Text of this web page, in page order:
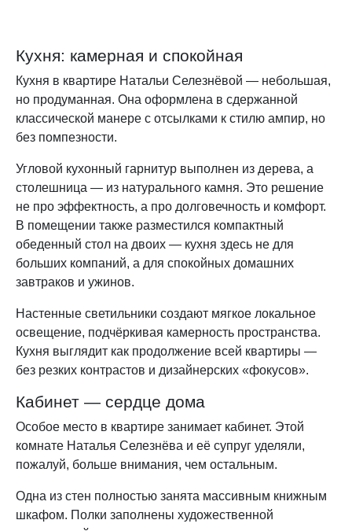
Кухня: камерная и спокойная
Кухня в квартире Натальи Селезнёвой — небольшая,
но продуманная. Она оформлена в сдержанной
классической манере с отсылками к стилю ампир, но
без помпезности.
Угловой кухонный гарнитур выполнен из дерева, а
столешница — из натурального камня. Это решение
не про эффектность, а про долговечность и комфорт.
В помещении также разместился компактный
обеденный стол на двоих — кухня здесь не для
больших компаний, а для спокойных домашних
завтраков и ужинов.
Настенные светильники создают мягкое локальное
освещение, подчёркивая камерность пространства.
Кухня выглядит как продолжение всей квартиры —
без резких контрастов и дизайнерских «фокусов».
Кабинет — сердце дома
Особое место в квартире занимает кабинет. Этой
комнате Наталья Селезнёва и её супруг уделяли,
пожалуй, больше внимания, чем остальным.
Одна из стен полностью занята массивным книжным
шкафом. Полки заполнены художественной